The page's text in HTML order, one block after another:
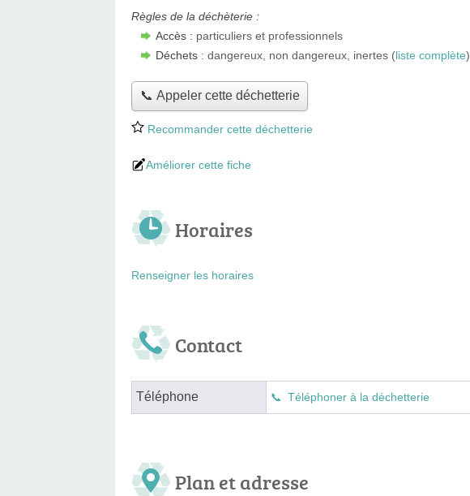
Règles de la déchèterie :
Accès : particuliers et professionnels
Déchets : dangereux, non dangereux, inertes (liste complète)
📞 Appeler cette déchetterie
Recommander cette déchetterie
Améliorer cette fiche
Horaires
Renseigner les horaires
Contact
Téléphone Téléphoner à la déchetterie
Plan et adresse